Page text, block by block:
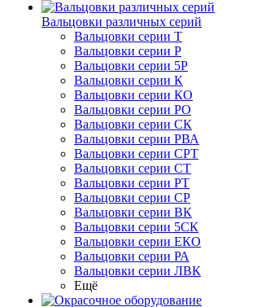
Вальцовки различных серий
Вальцовки серии Т
Вальцовки серии Р
Вальцовки серии 5Р
Вальцовки серии К
Вальцовки серии КО
Вальцовки серии РО
Вальцовки серии СК
Вальцовки серии РВА
Вальцовки серии СРТ
Вальцовки серии СТ
Вальцовки серии РТ
Вальцовки серии СР
Вальцовки серии ВК
Вальцовки серии 5СК
Вальцовки серии ЕКО
Вальцовки серии РА
Вальцовки серии ЛВК
Ещё